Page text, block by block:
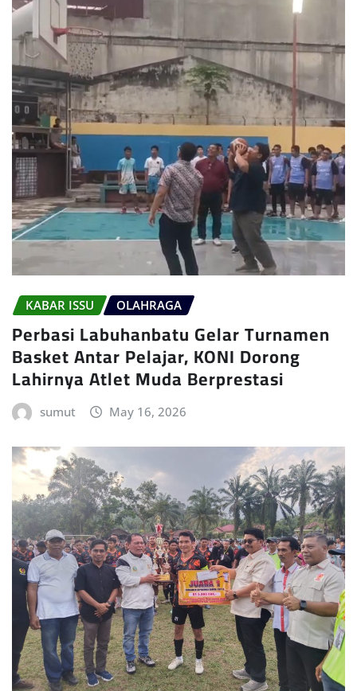
KABAR ISSU OLAHRAGA
Perbasi Labuhanbatu Gelar Turnamen
Basket Antar Pelajar, KONI Dorong
Lahirnya Atlet Muda Berprestasi
sumut May 16, 2026